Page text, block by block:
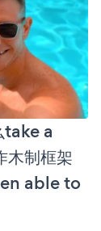
a
制框架
able to